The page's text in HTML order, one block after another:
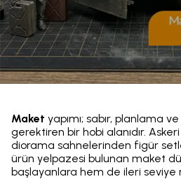
Maket yapımı; sabır, planlama
gerektiren bir hobi alanıdır.
diorama sahnelerinden figür
ürün yelpazesi bulunan maket
başlayanlara hem de ileri